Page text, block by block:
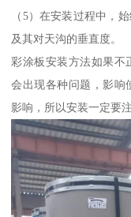
（5）在安装过程中，
及其对天沟的垂直度。
彩涂板安装方法如果不
会出现各种问题，影响
影响，所以安装一定要